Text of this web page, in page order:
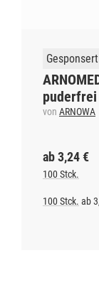
Gesponsert
puderfrei
von ARNOWA
ab 3,24 €
100 Stck.
100 Stck. ab